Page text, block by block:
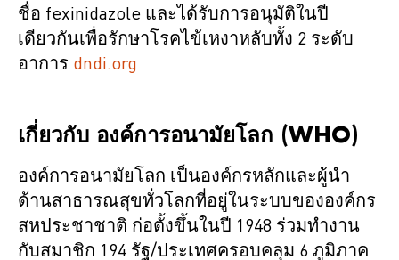
ชื่อ fexinidazole และได้รับการอนุมัติในปี
เดียวกันเพื่อรักษาโรคไข้เหงาหลับทั้ง 2 ระดับ
อาการ dndi.org
เกี่ยวกับ องค์การอนามัยโลก (WHO)
องค์การอนามัยโลก เป็นองค์กรหลักและผู้นำ
ด้านสาธารณสุขทั่วโลกที่อยู่ในระบบขององค์กร
สหประชาชาติ ก่อตั้งขึ้นในปี 1948 ร่วมทำงาน
กับสมาชิก 194 รัฐ/ประเทศครอบคลุม 6 ภูมิภาค